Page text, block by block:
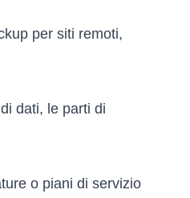
per siti remoti,
dati, le parti di
o piani di servizio